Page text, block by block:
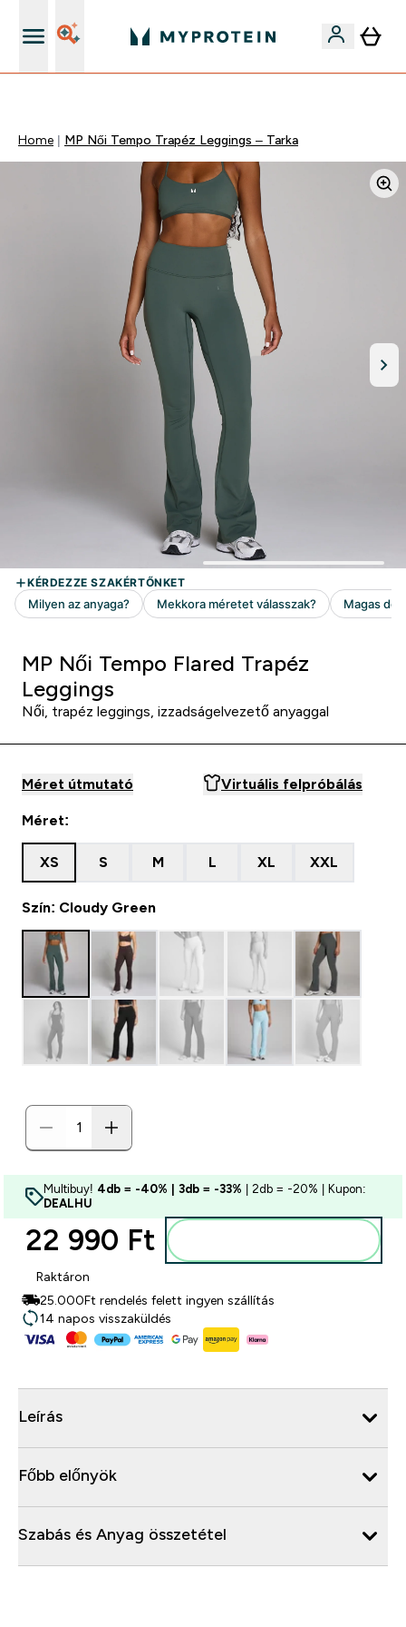
Home MP Női Tempo Trapéz Leggings – Tarka
MP Női Tempo Flared Trapéz
Leggings
Női, trapéz leggings, izzadságelvezető anyaggal
Méret útmutató Virtuális felpróbálás
Méret:
XS S M L XL XXL
Szín: Cloudy Green
Multibuy! 4db = -40% | 3db = -33% | 2db = -20% | Kupon:
DEALHU
22 990 Ft‎
Raktáron
25.000Ft rendelés felett ingyen szállítás
14 napos visszaküldés
Leírás
Főbb előnyök
Szabás és Anyag összetétel